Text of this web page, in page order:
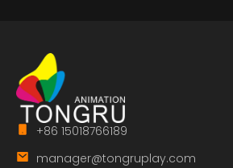
+86 15018766189
manager@tongruplay.com